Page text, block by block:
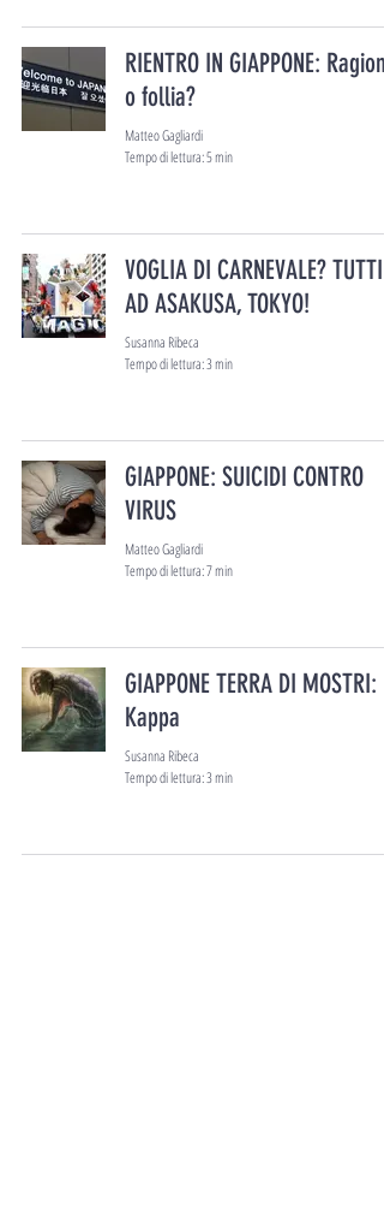
RIENTRO IN GIAPPONE: Ragione
o follia?
Matteo Gagliardi
Tempo di lettura: 5 min
VOGLIA DI CARNEVALE? TUTTI
AD ASAKUSA, TOKYO!
Susanna Ribeca
Tempo di lettura: 3 min
GIAPPONE: SUICIDI CONTRO
VIRUS
Matteo Gagliardi
Tempo di lettura: 7 min
GIAPPONE TERRA DI MOSTRI:
Kappa
Susanna Ribeca
Tempo di lettura: 3 min